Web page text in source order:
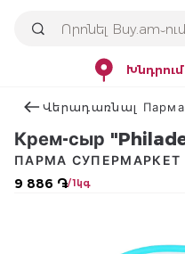
Վերադառնալ Парма
Крем-сыр
9 886 ֏/ 1կգ
ПАРМА СУПЕРМАРКЕТ